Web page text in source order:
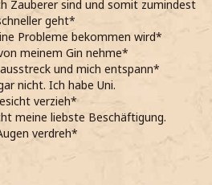
Zauberer sind und somit zumindest
geht*
Probleme bekommen wird*
meinem Gin nehme*
und mich entspann*
nicht. Ich habe Uni.
verzieh*
meine liebste Beschäftigung.
verdreh*